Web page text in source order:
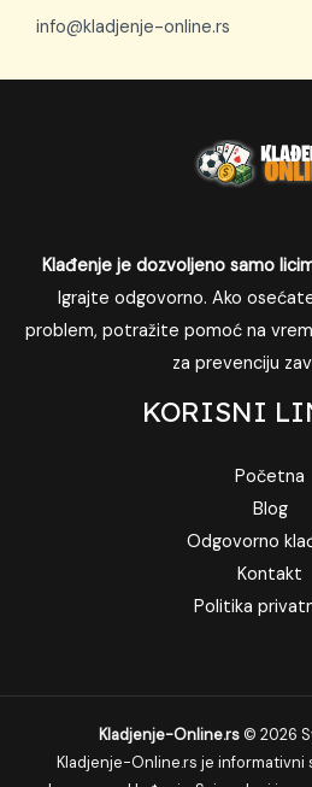
info@kladjenje-online.rs
Klađenje je dozvoljeno samo
Igrajte odgovorno. Ako
problem, potražite pomoć na
za prevenciju
KORISNI
Početna
Blog
Odgovorno
Kontakt
Politika
Kladjenje-Online.rs © 2026
Kladjenje-Online.rs je